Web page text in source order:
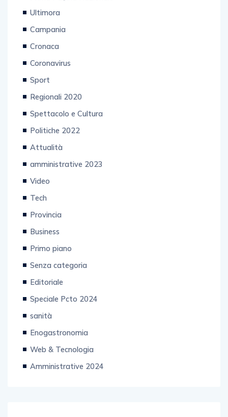
Ultimora
Campania
Cronaca
Coronavirus
Sport
Regionali 2020
Spettacolo e Cultura
Politiche 2022
Attualità
amministrative 2023
Video
Tech
Provincia
Business
Primo piano
Senza categoria
Editoriale
Speciale Pcto 2024
sanità
Enogastronomia
Web & Tecnologia
Amministrative 2024